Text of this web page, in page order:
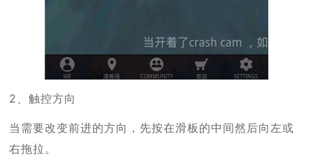
2、触控方向
当需要改变前进的方向，先按在滑板的中间然后向左或
右拖拉。